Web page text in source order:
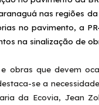
nas regiões
no pavimento, a
na sinalização de
obras que devem
se a
da Ecovia, Jean